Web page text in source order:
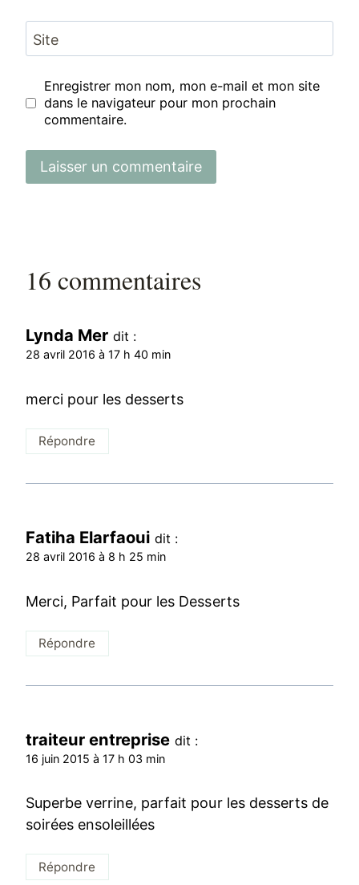
Site
Enregistrer mon nom, mon e-mail et mon site
dans le navigateur pour mon prochain
commentaire.
16 commentaires
Lynda Mer dit :
28 avril 2016 à 17 h 40 min
merci pour les desserts
Répondre
Fatiha Elarfaoui dit :
28 avril 2016 à 8 h 25 min
Merci, Parfait pour les Desserts
Répondre
traiteur entreprise dit :
16 juin 2015 à 17 h 03 min
Superbe verrine, parfait pour les desserts de
soirées ensoleillées
Répondre